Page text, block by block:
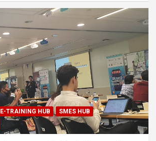
E-TRAINING HUB
SMES HUB